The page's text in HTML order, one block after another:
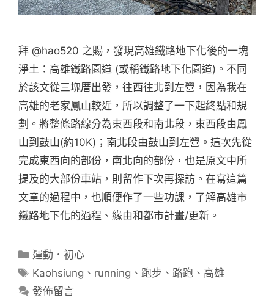
拜 @hao520 之賜，發現高雄鐵路地下化後的一塊
淨土：高雄鐵路園道 (或稱鐵路地下化園道)。不同
於該文從三塊厝出發，往西往北到左營，因為我在
高雄的老家鳳山較近，所以調整了一下起終點和規
劃。將整條路線分為東西段和南北段，東西段由鳳
山到鼓山(約10K)；南北段由鼓山到左營。這次先從
完成東西向的部份，南北向的部份，也是原文中所
提及的大部份車站，則留作下次再探訪。在寫這篇
文章的過程中，也順便作了一些功課，了解高雄市
鐵路地下化的過程、緣由和都市計畫/更新。
分
類
運動．初心
標
籤
Kaohsiung 、 running 、 跑步 、 路跑 、 高雄
發佈留言